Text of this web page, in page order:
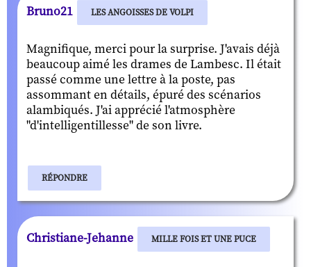
Bruno21 LES ANGOISSES DE VOLPI
Magnifique, merci pour la surprise. J'avais déjà
beaucoup aimé les drames de Lambesc. Il était
passé comme une lettre à la poste, pas
assommant en détails, épuré des scénarios
alambiqués. J'ai apprécié l'atmosphère
"d'intelligentillesse" de son livre.
RÉPONDRE
Christiane-Jehanne MILLE FOIS ET UNE PUCE